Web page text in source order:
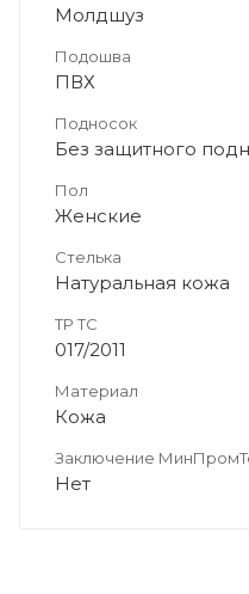
Молдшуз
Подошва
ПВХ
Подносок
Без защитного
Пол
Женские
Стелька
Натуральная кожа
ТР ТС
017/2011
Материал
Кожа
Заключение
Нет